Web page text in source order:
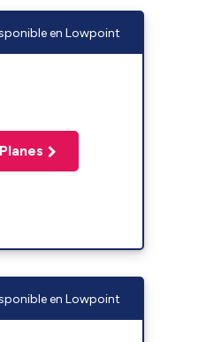
en Lowpoint
en Lowpoint